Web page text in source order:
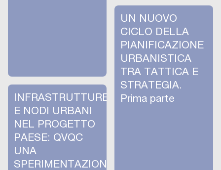
UN NUOVO
CICLO DELLA
PIANIFICAZIONE
URBANISTICA
TRA TATTICA E
STRATEGIA.
Prima parte
INFRASTRUTTURE
E NODI URBANI
NEL PROGETTO
PAESE: QVQC
UNA
SPERIMENTAZIONE